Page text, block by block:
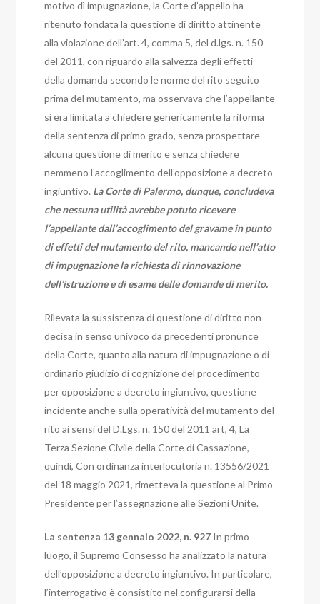
motivo dì impugnazione, la Corte d’appello ha
ritenuto fondata la questione di diritto attinente
alla violazione dell’art. 4, comma 5, del d.lgs. n. 150
del 2011, con riguardo alla salvezza degli effetti
della domanda secondo le norme del rito seguito
prima del mutamento, ma osservava che l’appellante
si era limitata a chiedere genericamente la riforma
della sentenza di primo grado, senza prospettare
alcuna questione di merito e senza chiedere
nemmeno l’accoglimento dell’opposizione a decreto
ingiuntivo. La Corte di Palermo, dunque, concludeva
che nessuna utilità avrebbe potuto ricevere
l’appellante dall’accoglimento del gravame in punto
di effetti del mutamento del rito, mancando nell’atto
di impugnazione la richiesta di rinnovazione
dell’istruzione e di esame delle domande di merito.
Rilevata la sussistenza di questione di diritto non
decisa in senso univoco da precedenti pronunce
della Corte, quanto alla natura di impugnazione o di
ordinario giudizio di cognizione del procedimento
per opposizione a decreto ingiuntivo, questione
incidente anche sulla operatività del mutamento del
rito ai sensi del D.Lgs. n. 150 del 2011 art, 4, La
Terza Sezione Civile della Corte di Cassazione,
quindi, Con ordinanza interlocutoria n. 13556/2021
del 18 maggio 2021, rimetteva la questione al Primo
Presidente per l’assegnazione alle Sezioni Unite.
La sentenza 13 gennaio 2022, n. 927 In primo
luogo, il Supremo Consesso ha analizzato la natura
dell’opposizione a decreto ingiuntivo. In particolare,
l’interrogativo è consistito nel configurarsi della